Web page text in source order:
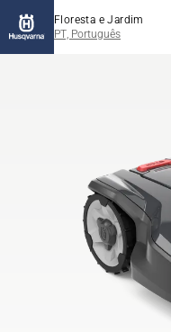
Floresta e Jardim
PT, Português